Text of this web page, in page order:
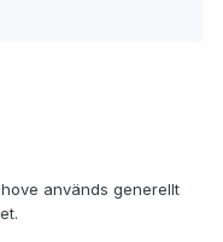
används generellt